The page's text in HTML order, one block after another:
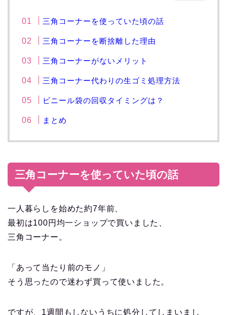
三角コーナーを使っていた頃の話
三角コーナーを断捨離した理由
三角コーナーがないメリット
三角コーナー代わりの生ゴミ処理方法
ビニール袋の回収タイミングは？
まとめ
三角コーナーを使っていた頃の話
一人暮らしを始めた約7年前、
最初は100円均一ショップで買いました、
三角コーナー。
「あって当たり前のモノ」
そう思ったので迷わず買って使いました。
ですが、1週間もしないうちに処分してしまいまし